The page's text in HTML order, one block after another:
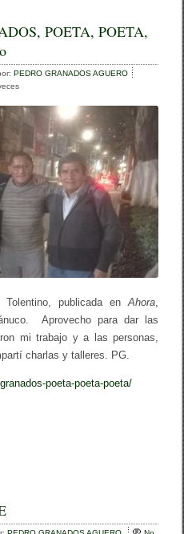
POETA, POETA,
PEDRO GRANADOS AGUERO
Tolentino, publicada enAhora
Aprovecho para dar las
mi trabajo y a las personas,
charlas y talleres. PG.
poeta-poeta-poeta/